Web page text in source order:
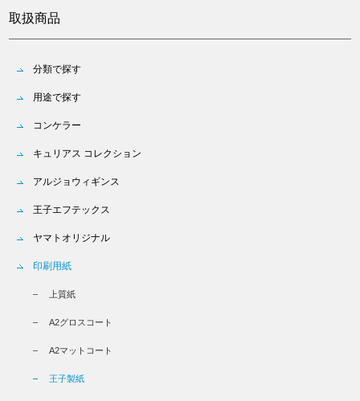
取扱商品
分類で探す
用途で探す
コンケラー
キュリアス コレクション
アルジョウィギンス
王子エフテックス
ヤマトオリジナル
印刷用紙
上質紙
A2グロスコート
A2マットコート
王子製紙